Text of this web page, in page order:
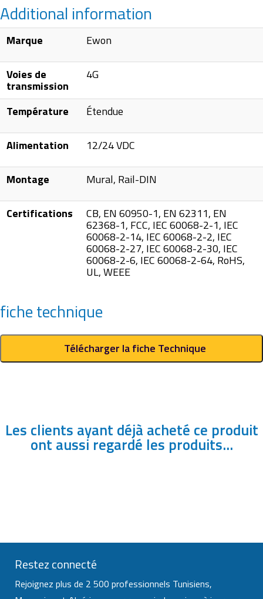
Additional information
Marque Ewon
Voies de
transmission
4G
Température Étendue
Alimentation 12/24 VDC
Montage Mural, Rail-DIN
Certifications CB, EN 60950-1, EN 62311, EN
62368-1, FCC, IEC 60068-2-1, IEC
60068-2-14, IEC 60068-2-2, IEC
60068-2-27, IEC 60068-2-30, IEC
60068-2-6, IEC 60068-2-64, RoHS,
UL, WEEE
fiche technique
Télécharger la fiche Technique
Les clients ayant déjà acheté ce produit
ont aussi regardé les produits...
Restez connecté
Rejoignez plus de 2 500 professionnels Tunisiens,